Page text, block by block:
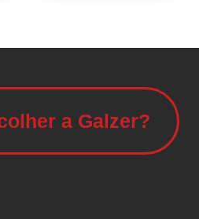
a Galzer?